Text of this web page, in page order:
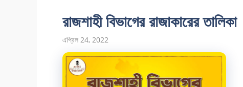
রাজশাহী বিভাগের রাজাকারের তালিকা
এপ্রিল 24, 2022